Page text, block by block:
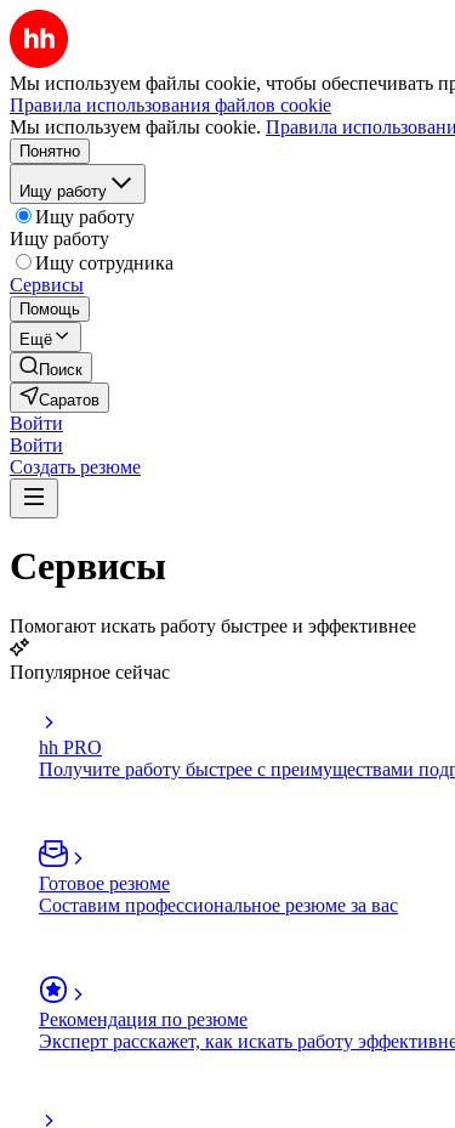
Мы используем файлы cookie, чтобы обеспечивать
Правила использования файлов cookie
Мы используем файлы cookie. Правила
Понятно
Ищу работу
Ищу работу
Ищу работу
Ищу сотрудника
Сервисы
Помощь
Ещё
Поиск
Саратов
Войти
Войти
Создать резюме
Сервисы
Помогают искать работу быстрее и эффективнее
Популярное сейчас
hh PRO
Получите работу быстрее с преимуществами
Готовое резюме
Составим профессиональное резюме за вас
Рекомендация по резюме
Эксперт расскажет, как искать работу